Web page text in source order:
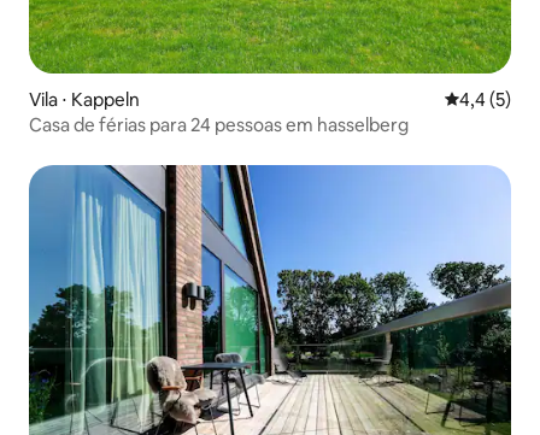
Vila ⋅ Kappeln 4,4 de
4,4 (5)
Casa de férias para 24 pessoas em hasselberg